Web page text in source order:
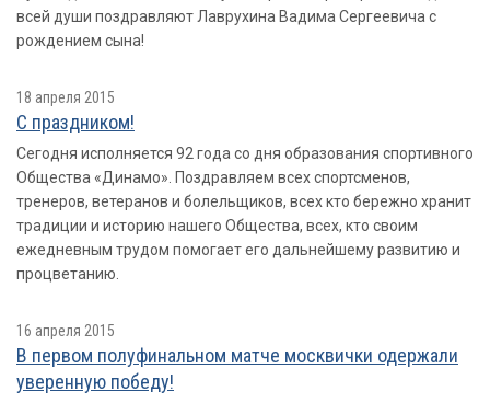
всей души поздравляют Лаврухина Вадима Сергеевича с
рождением сына!
18 апреля 2015
С праздником!
Сегодня исполняется 92 года со дня образования спортивного
Общества «Динамо». Поздравляем всех спортсменов,
тренеров, ветеранов и болельщиков, всех кто бережно хранит
традиции и историю нашего Общества, всех, кто своим
ежедневным трудом помогает его дальнейшему развитию и
процветанию.
16 апреля 2015
В первом полуфинальном матче москвички одержали
уверенную победу!